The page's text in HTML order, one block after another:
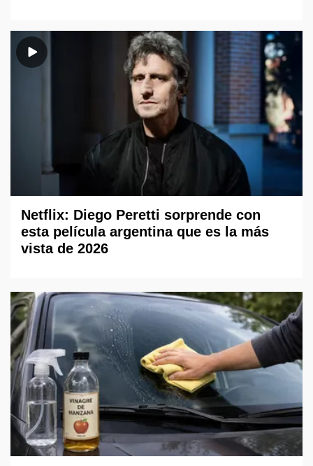
Netflix: Diego Peretti sorprende con
esta película argentina que es la más
vista de 2026